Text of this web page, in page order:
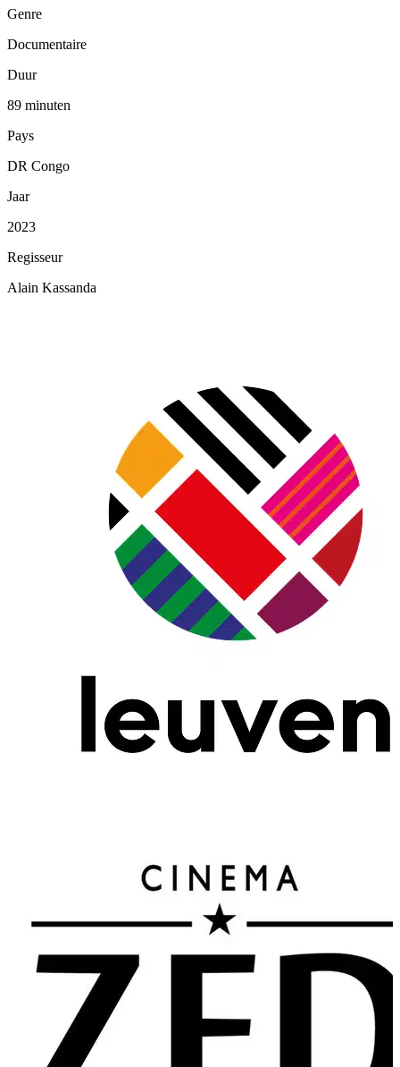
Genre
Documentaire
Duur
89 minuten
Pays
DR Congo
Jaar
2023
Regisseur
Alain Kassanda